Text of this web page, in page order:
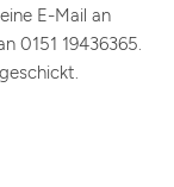
E-Mail an
0151 19436365.